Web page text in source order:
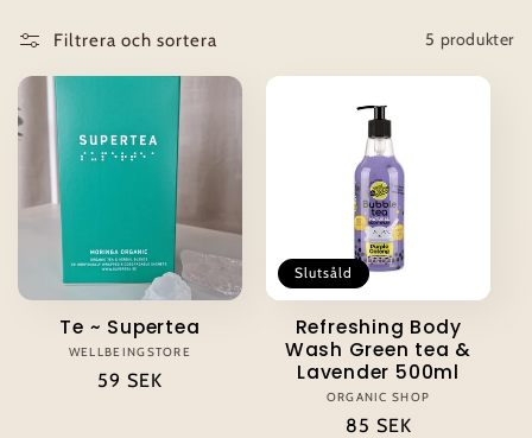
o
d
u
k
s
Filtrera och sortera 5 produkter
Te ~ Supertea
Säljare:
WELLBEINGSTORE
Ordinarie
59 SEK
Slutsåld
Refreshing Body
Wash Green tea &
Lavender 500ml
Säljare:
ORGANIC SHOP
Ordinarie
85 SEK